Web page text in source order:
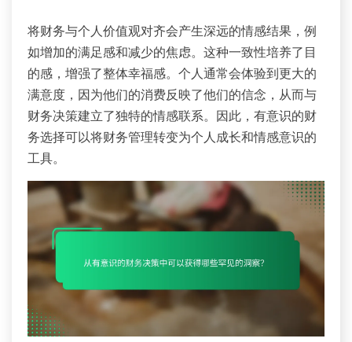
将财务与个人价值观对齐会产生深远的情感结果，例
如增加的满足感和减少的焦虑。这种一致性培养了目
的感，增强了整体幸福感。个人通常会体验到更大的
满意度，因为他们的消费反映了他们的信念，从而与
财务决策建立了独特的情感联系。因此，有意识的财
务选择可以将财务管理转变为个人成长和情感意识的
工具。